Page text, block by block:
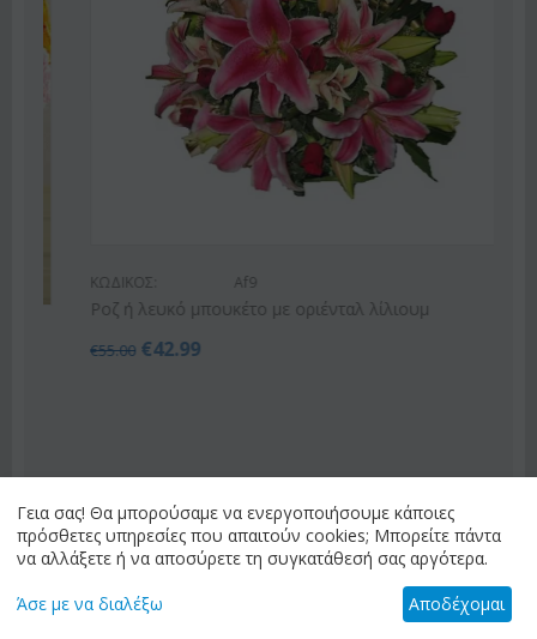
ΚΩΔΙΚΟΣ:
Ροζ ή λευκό μπουκέτο με οριένταλ λίλιουμ
55.00 €42.99
προηγ επόμενο
Γεια σας! Θα μπορούσαμε να ενεργοποιήσουμε κάποιες
πρόσθετες υπηρεσίες που απαιτούν cookies; Μπορείτε πάντα
να αλλάξετε ή να αποσύρετε τη συγκατάθεσή σας αργότερα.
Άσε με να διαλέξω Αποδέχομαι